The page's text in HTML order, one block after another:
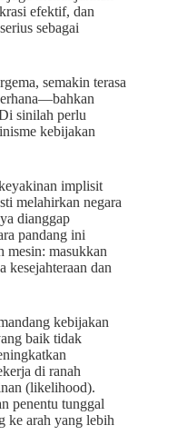
efektif, dan
sebagai
semakin terasa
sinilah perlu
kebijakan
implisit
melahirkan negara
dianggap
pandang ini
mesin: masukkan
kesejahteraan dan
kebijakan
baik tidak
di ranah
(likelihood).
penentu tunggal
ke arah yang lebih